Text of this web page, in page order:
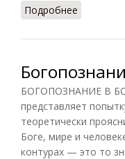
Подробнее
БОГОПОЗНАНИЕ В
представляет
теоретически
Боге, мире и
контурах — это то